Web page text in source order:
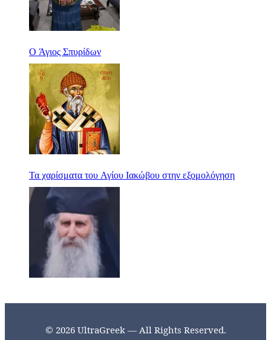
Ο Άγιος Σπυρίδων
Τα χαρίσματα του Αγίου Ιακώβου στην εξομολόγηση
© 2026 UltraGreek — All Rights Reserved.